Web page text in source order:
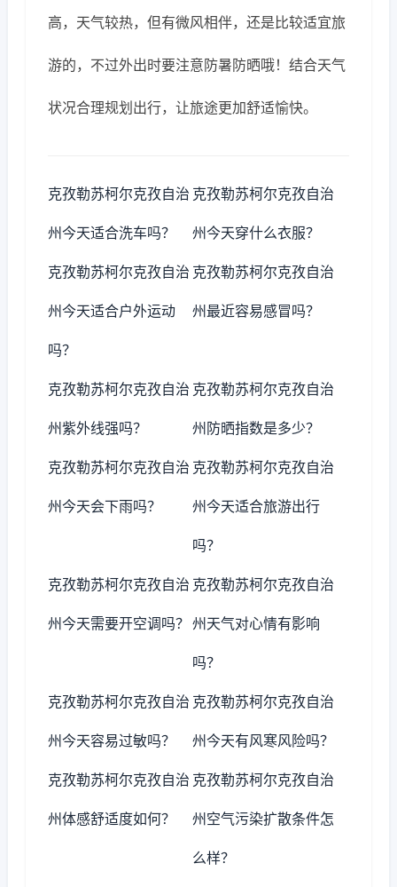
高，天气较热，但有微风相伴，还是比较适宜旅
游的，不过外出时要注意防暑防晒哦！结合天气
状况合理规划出行，让旅途更加舒适愉快。
克孜勒苏柯尔克孜自治
州今天适合洗车吗？
克孜勒苏柯尔克孜自治
州今天穿什么衣服？
克孜勒苏柯尔克孜自治
州今天适合户外运动
吗？
克孜勒苏柯尔克孜自治
州最近容易感冒吗？
克孜勒苏柯尔克孜自治
州紫外线强吗？
克孜勒苏柯尔克孜自治
州防晒指数是多少？
克孜勒苏柯尔克孜自治
州今天会下雨吗？
克孜勒苏柯尔克孜自治
州今天适合旅游出行
吗？
克孜勒苏柯尔克孜自治
州今天需要开空调吗？
克孜勒苏柯尔克孜自治
州天气对心情有影响
吗？
克孜勒苏柯尔克孜自治
州今天容易过敏吗？
克孜勒苏柯尔克孜自治
州今天有风寒风险吗？
克孜勒苏柯尔克孜自治
州体感舒适度如何？
克孜勒苏柯尔克孜自治
州空气污染扩散条件怎
么样？